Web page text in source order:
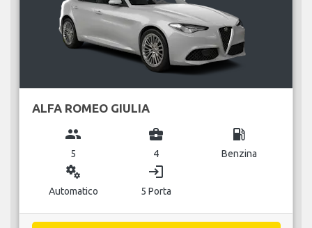
ALFA ROMEO GIULIA
group
5
business_center
4
local_gas_station
Benzina
miscellaneous_services
Automatico
login
5 Porta